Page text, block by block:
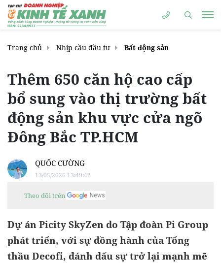
Trang chủ Nhịp cầu đầu tư Bất động sản
Thêm 650 căn hộ cao cấp
bổ sung vào thị trường bất
động sản khu vực cửa ngõ
Đông Bắc TP.HCM
QUỐC CƯỜNG
13/05/2026 13:49:42
Theo dõi trên
Dự án Picity SkyZen do Tập đoàn Pi Group
phát triển, với sự đồng hành của Tổng
thầu Decofi, đánh dấu sự trở lại mạnh mẽ